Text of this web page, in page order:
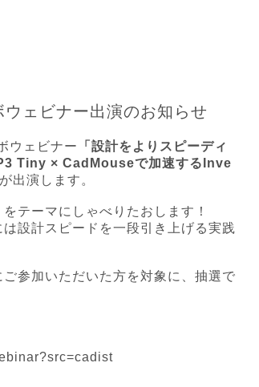
ェビナー出演のお知らせ
ウェビナー
「設計をよりスピーディ
Tiny × CadMouseで加速するInve
出演します。
テーマにしゃべりたおします！
設計スピードを一段引き上げる実践
参加いただいた方を対象に、抽選で